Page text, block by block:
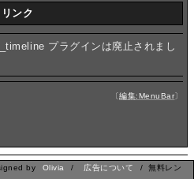
リンク
プラグインは廃止されまし
〔編集:MenuBar〕
by Olivia / 広告について
/ 無料レン